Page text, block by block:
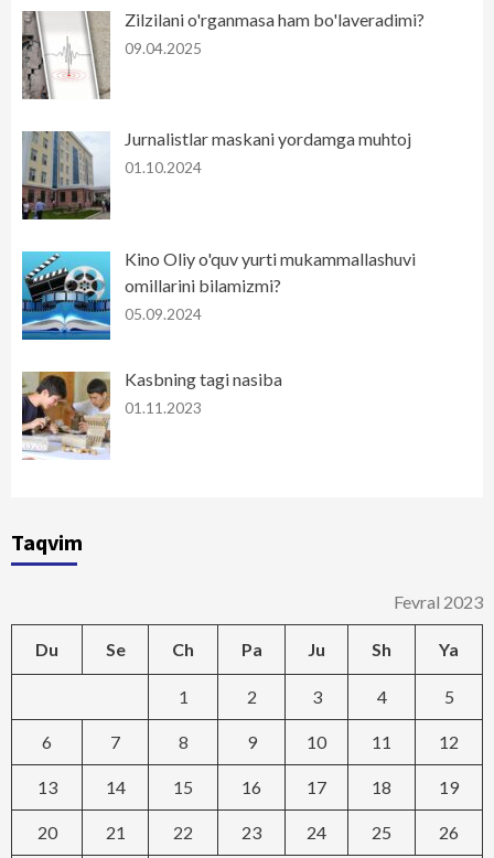
Zilzilani o'rganmasa ham bo'laveradimi?
09.04.2025
Jurnalistlar maskani yordamga muhtoj
01.10.2024
Kino Oliy o'quv yurti mukammallashuvi
omillarini bilamizmi?
05.09.2024
Kasbning tagi nasiba
01.11.2023
Taqvim
Fevral 2023
Du Se Ch Pa Ju Sh Ya
1 2 3 4 5
6 7 8 9 10 11 12
13 14 15 16 17 18 19
20 21 22 23 24 25 26